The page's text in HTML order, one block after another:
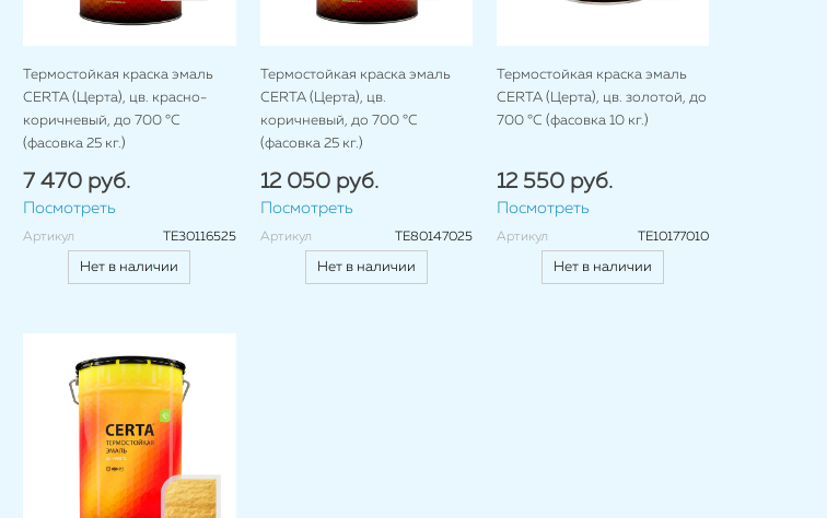
Термостойкая краска эмаль
CERTA (Церта), цв. красно-
коричневый, до 700 °C
(фасовка 25 кг.)
7 470 руб.
Посмотреть
Артикул TE30116525
Нет в наличии
Термостойкая краска эмаль
CERTA (Церта), цв.
коричневый, до 700 °C
(фасовка 25 кг.)
12 050 руб.
Посмотреть
Артикул TE80147025
Нет в наличии
Термостойкая краска эмаль
CERTA (Церта), цв. золотой, до
700 °C (фасовка 10 кг.)
12 550 руб.
Посмотреть
Артикул TE10177010
Нет в наличии